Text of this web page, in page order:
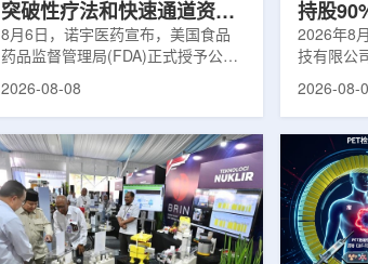
突破性疗法和快速通道资格
双重认定
8月6日，诺宇医药宣布，美国食品
药品监督管理局(FDA)正式授予公司
自主研发的68Ga-NYM096突破性疗
认定(Fast Track Designation,
FTD)。这是原研核药领域中国首个
获得美国 FDA 突破性疗法认定、首
个同时获得 FDA 突破性疗法与快速
通道双项认定的产品，创造了核药领
域里程碑式突破。68Ga-NYM096是
2026-08-08
持股
链
2026年8
技有限公
式设立。
创)共同
90%，中
将承接中
务，锚定
公司以智
体，打通
2026-08-